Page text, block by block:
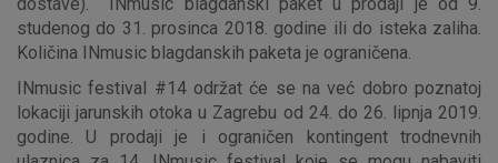
studenog do 31. prosinca 2018. godine ili do isteka zaliha.
Količina INmusic blagdanskih paketa je ograničena.
INmusic festival #14 održat će se na već dobro poznatoj
lokaciji jarunskih otoka u Zagrebu od 24. do 26. lipnja 2019.
godine. U prodaji je i ograničen kontingent trodnevnih
Nužni (tehnički) kolačići - uvijek aktivni
Ovi kolačići nužni su za funkcioniranje internetske stranice i
ne mogu se isključiti u našim sustavima. Uobičajeno se